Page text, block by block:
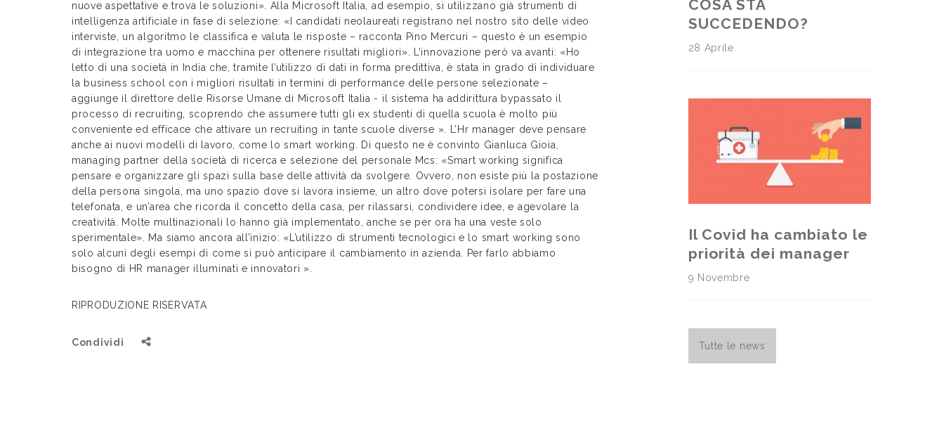
nuove aspettative e trova le soluzioni». Alla Microsoft Italia, ad esempio, si utilizzano già strumenti di
intelligenza artificiale in fase di selezione: «I candidati neolaureati registrano nel nostro sito delle video
interviste, un algoritmo le classifica e valuta le risposte – racconta Pino Mercuri – questo è un esempio
di integrazione tra uomo e macchina per ottenere risultati migliori». L’innovazione però va avanti: «Ho
letto di una società in India che, tramite l’utilizzo di dati in forma predittiva, è stata in grado di individuare
la business school con i migliori risultati in termini di performance delle persone selezionate –
aggiunge il direttore delle Risorse Umane di Microsoft Italia - il sistema ha addirittura bypassato il
processo di recruiting, scoprendo che assumere tutti gli ex studenti di quella scuola è molto più
conveniente ed efficace che attivare un recruiting in tante scuole diverse ». L’Hr manager deve pensare
anche ai nuovi modelli di lavoro, come lo smart working. Di questo ne è convinto Gianluca Gioia,
managing partner della società di ricerca e selezione del personale Mcs: «Smart working significa
pensare e organizzare gli spazi sulla base delle attività da svolgere. Ovvero, non esiste più la postazione
della persona singola, ma uno spazio dove si lavora insieme, un altro dove potersi isolare per fare una
telefonata, e un’area che ricorda il concetto della casa, per rilassarsi, condividere idee, e agevolare la
creatività. Molte multinazionali lo hanno già implementato, anche se per ora ha una veste solo
sperimentale». Ma siamo ancora all’inizio: «L’utilizzo di strumenti tecnologici e lo smart working sono
solo alcuni degli esempi di come si può anticipare il cambiamento in azienda. Per farlo abbiamo
bisogno di HR manager illuminati e innovatori ».
RIPRODUZIONE RISERVATA
Condividi
COSA STA
SUCCEDENDO?
28 Aprile
Il Covid ha cambiato le
priorità dei manager
9 Novembre
Tutte le news